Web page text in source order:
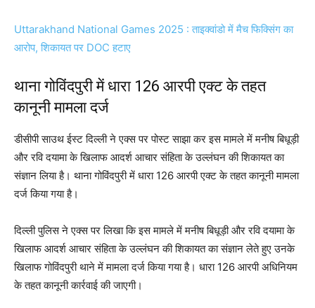
Uttarakhand National Games 2025 : ताइक्वांडो में मैच फिक्सिंग का
आरोप, शिकायत पर DOC हटाए
थाना गोविंदपुरी में धारा 126 आरपी एक्ट के तहत
कानूनी मामला दर्ज
डीसीपी साउथ ईस्ट दिल्ली ने एक्स पर पोस्ट साझा कर इस मामले में मनीष बिधूड़ी
और रवि दयामा के खिलाफ आदर्श आचार संहिता के उल्लंघन की शिकायत का
संज्ञान लिया है। थाना गोविंदपुरी में धारा 126 आरपी एक्ट के तहत कानूनी मामला
दर्ज किया गया है।
दिल्ली पुलिस ने एक्स पर लिखा कि इस मामले में मनीष बिधूड़ी और रवि दयामा के
खिलाफ आदर्श आचार संहिता के उल्लंघन की शिकायत का संज्ञान लेते हुए उनके
खिलाफ गोविंदपुरी थाने में मामला दर्ज किया गया है। धारा 126 आरपी अधिनियम
के तहत कानूनी कार्रवाई की जाएगी।